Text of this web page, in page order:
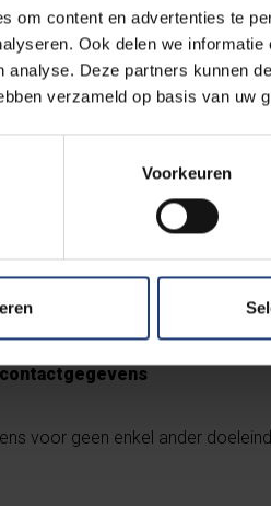
om content en advertenties te
Ook delen we
analyse. Deze partners kunnen
verzameld op basis van uw
Voorkeuren
aan die contactgegevens
tekenen.
gegevens dan strikt
en beroep zijn zeer
niet zien wie er nog meer op de
voor geen enkel ander